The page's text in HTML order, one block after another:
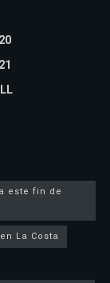
este fin de
La Costa